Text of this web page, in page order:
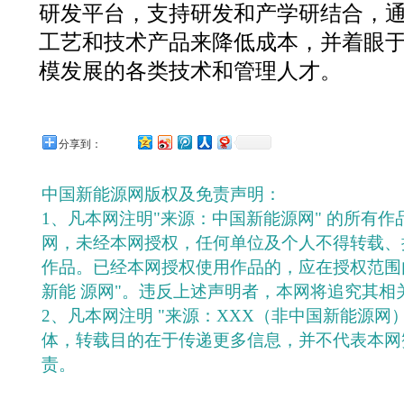
研发平台，支持研发和产学研结合，
工艺和技术产品来降低成本，并着眼
模发展的各类技术和管理人才。
分享到：
中国新能源网版权及免责声明：
1、凡本网注明"来源：中国新能源网" 的所有作
网，未经本网授权，任何单位及个人不得转载
作品。已经本网授权使用作品的，应在授权范
新能 源网"。违反上述声明者，本网将追究其相
2、凡本网注明 "来源：XXX（非中国新能源网
体，转载目的在于传递更多信息，并不代表本
责。